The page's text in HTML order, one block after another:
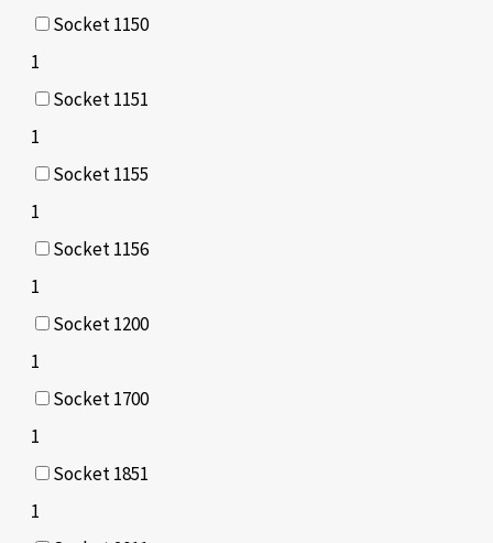
Socket 1150
1
Socket 1151
1
Socket 1155
1
Socket 1156
1
Socket 1200
1
Socket 1700
1
Socket 1851
1